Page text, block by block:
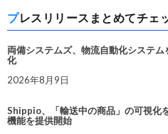
プレスリリースまとめてチェ
両備システムズ、物流自動化システ
化
2026年8月9日
Shippio、「輸送中の商品」の可視化
機能を提供開始